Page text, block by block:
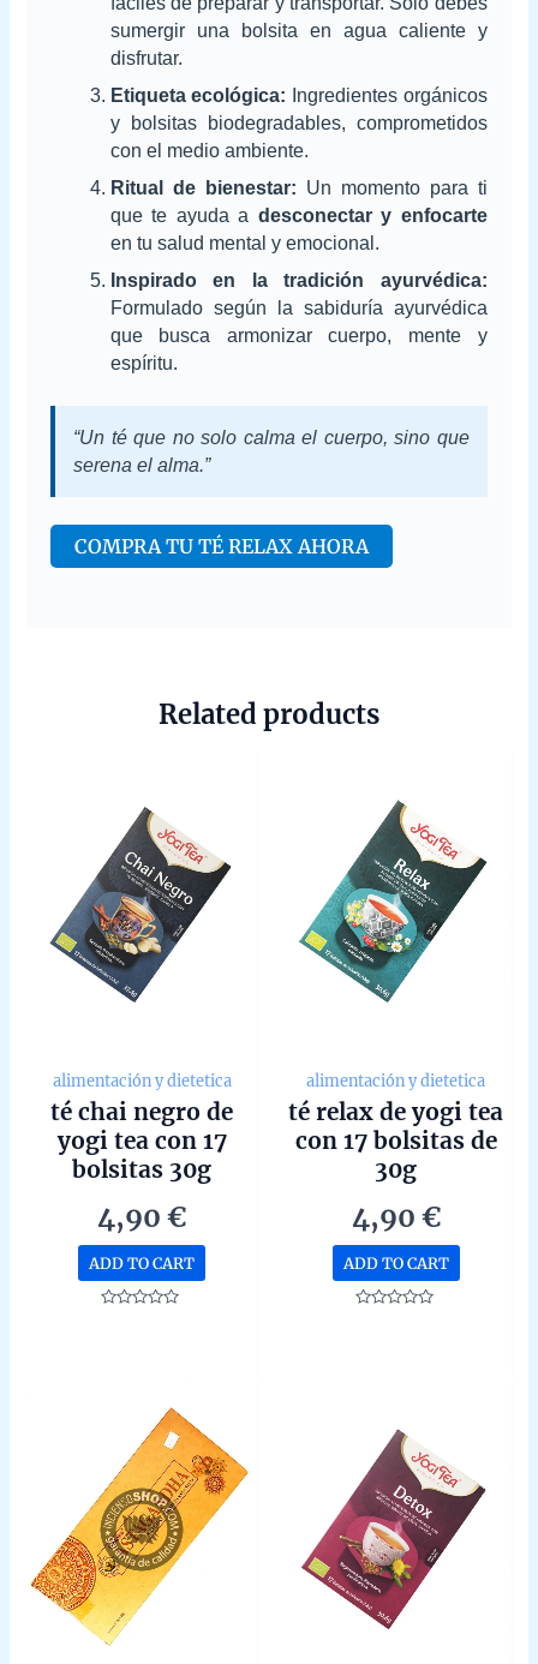
sumergir una bolsita en agua caliente y
disfrutar.
Etiqueta ecológica: Ingredientes orgánicos
y bolsitas biodegradables, comprometidos
con el medio ambiente.
Ritual de bienestar: Un momento para ti
que te ayuda a desconectar y enfocarte
en tu salud mental y emocional.
Inspirado en la tradición ayurvédica:
Formulado según la sabiduría ayurvédica
que busca armonizar cuerpo, mente y
espíritu.
“Un té que no solo calma el cuerpo, sino que
serena el alma.”
COMPRA TU TÉ RELAX AHORA
Related products
alimentación y dietetica
té chai negro de
yogi tea con 17
bolsitas 30g
4,90€
ADD TO CART
alimentación y dietetica
té relax de yogi tea
con 17 bolsitas de
30g
4,90 €
ADD TO CART